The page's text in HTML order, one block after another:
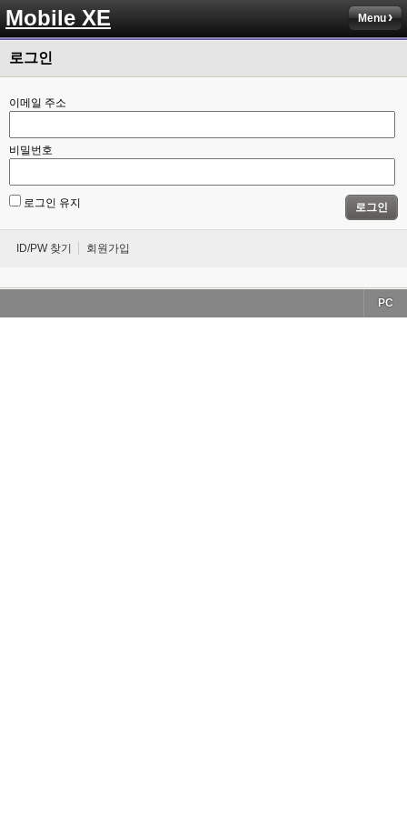
Mobile XE Menu
로그인
이메일 주소
비밀번호
로그인 유지 로그인
ID/PW 찾기 회원가입
PC